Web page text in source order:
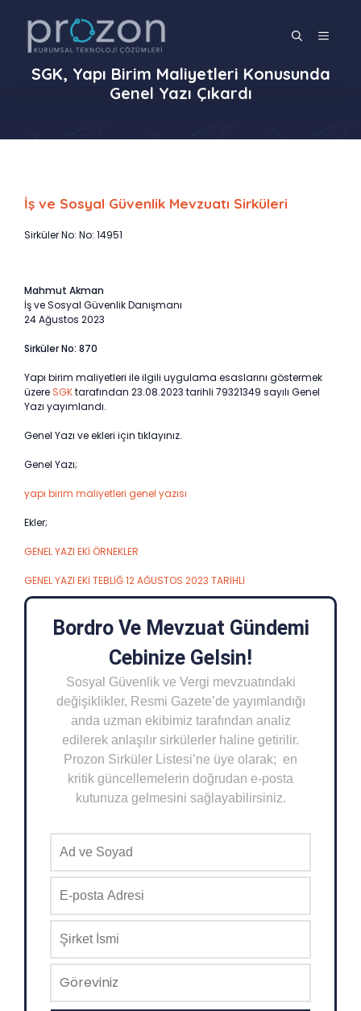
MENÜ
SGK, Yapı Birim Maliyetleri Konusunda
Genel Yazı Çıkardı
İş ve Sosyal Güvenlik Mevzuatı Sirküleri
Sirküler No: No: 14951
Mahmut Akman
İş ve Sosyal Güvenlik Danışmanı
24 Ağustos 2023
Sirküler No: 870
Yapı birim maliyetleri ile ilgili uygulama esaslarını göstermek
üzere SGKtarafından 23.08.2023 tarihli 79321349 sayılı Genel
Yazı yayımlandı.
Genel Yazı ve ekleri için tıklayınız.
Genel Yazı;
yapı birim maliyetleri genel yazısı
Ekler;
GENEL YAZI EKİ ÖRNEKLER
GENEL YAZI EKİ TEBLİĞ 12 AĞUSTOS 2023 TARİHLİ
Bordro Ve Mevzuat Gündemi
Cebinize Gelsin!
Sosyal Güvenlik ve Vergi mevzuatındaki
değişiklikler, Resmi Gazete’de yayımlandığı
anda uzman ekibimiz tarafından analiz
edilerek anlaşılır sirkülerler haline getirilir.
Prozon Sirküler Listesi’ne üye olarak; en
kritik güncellemelerin doğrudan e-posta
kutunuza gelmesini sağlayabilirsiniz.